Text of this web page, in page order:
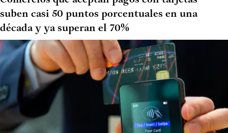
suben casi 50 puntos porcentuales en una
década y ya superan el 70%